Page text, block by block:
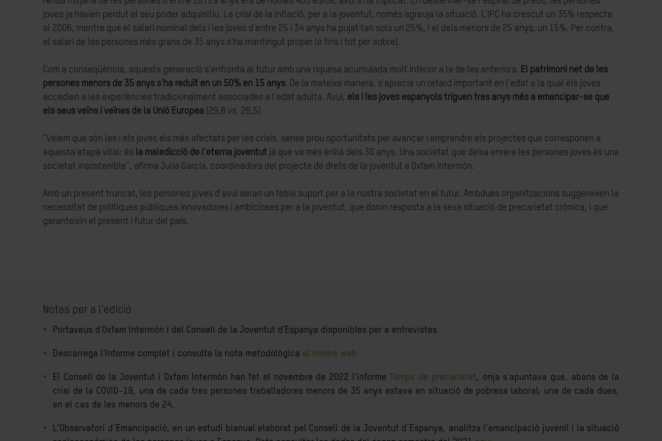
joves ja havien perdut el seu poder adquisitiu. La crisi de la inflació, per a la joventut, només agreuja la situació. L'IPC ha crescut un 35% respecte
al 2006, mentre que el salari nominal dels i les joves d’entre 25 i 34 anys ha pujat tan sols un 25%, i el dels menors de 25 anys, un 15%. Per contra,
el salari de les persones més grans de 35 anys s'ha mantingut proper (o fins i tot per sobre).
Com a conseqüència, aquesta generació s'enfronta al futur amb una riquesa acumulada molt inferior a la de les anteriors. El patrimoni net de les
persones menors de 35 anys s'ha reduït en un 50% en 15 anys. De la mateixa manera, s'aprecia un retard important en l'edat a la qual els joves
accedien a les experiències tradicionalment associades a l'edat adulta. Avui, els i les joves espanyols triguen tres anys més a emancipar-se que
els seus veïns i veïnes de la Unió Europea (29,8 vs. 26,5).
“Veiem que són les i els joves els més afectats per les crisis, sense prou oportunitats per avançar i emprendre els projectes que corresponen a
aquesta etapa vital: és la maledicció de l'eterna joventut ja que va més enllà dels 30 anys. Una societat que deixa enrere les persones joves és una
societat insostenible”, afirma Julia García, coordinadora del projecte de drets de la joventut a Oxfam Intermón.
Amb un present truncat, les persones joves d'avui seran un feble suport per a la nostra societat en el futur. Ambdues organitzacions suggereixen la
necessitat de polítiques públiques innovadores i ambicioses per a la joventut, que donin resposta a la seva situació de precarietat crònica, i que
garanteixin el present i futur del país.
Notes per a l’edició
Portaveus d'Oxfam Intermón i del Consell de la Joventut d'Espanya disponibles per a entrevistes
Descarrega l'Informe complet i consulta la nota metodològica al nostre web
El Consell de la Joventut i Oxfam Intermón han fet el novembre de 2022 l'informe Temps de precarietat, onja s'apuntava que, abans de la
crisi de la COVID-19, una de cada tres persones treballadores menors de 35 anys estava en situació de pobresa laboral; una de cada dues,
en el cas de les menors de 24.
L’Observatori d´Emancipació, en un estudi bianual elaborat pel Consell de la Joventut d´Espanya, analitza l’emancipació juvenil i la situació